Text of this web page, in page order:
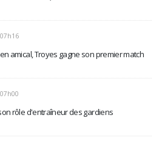
amical, Troyes gagne son premier match
rôle d'entraîneur des gardiens